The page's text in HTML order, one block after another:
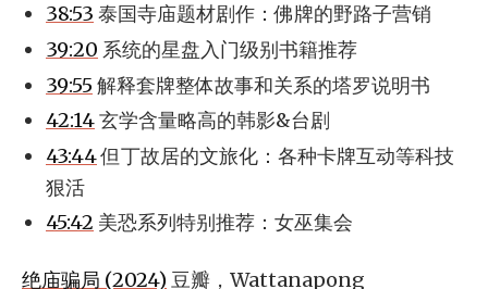
38:53 泰国寺庙题材剧作：佛牌的野路子营销
39:20 系统的星盘入门级别书籍推荐
39:55 解释套牌整体故事和关系的塔罗说明书
42:14玄学含量略高的韩影&台剧
43:44但丁故居的文旅化：各种卡牌互动等科技
狠活
45:42 美恐系列特别推荐：女巫集会
绝庙骗局 (2024) 豆瓣，Wattanapong